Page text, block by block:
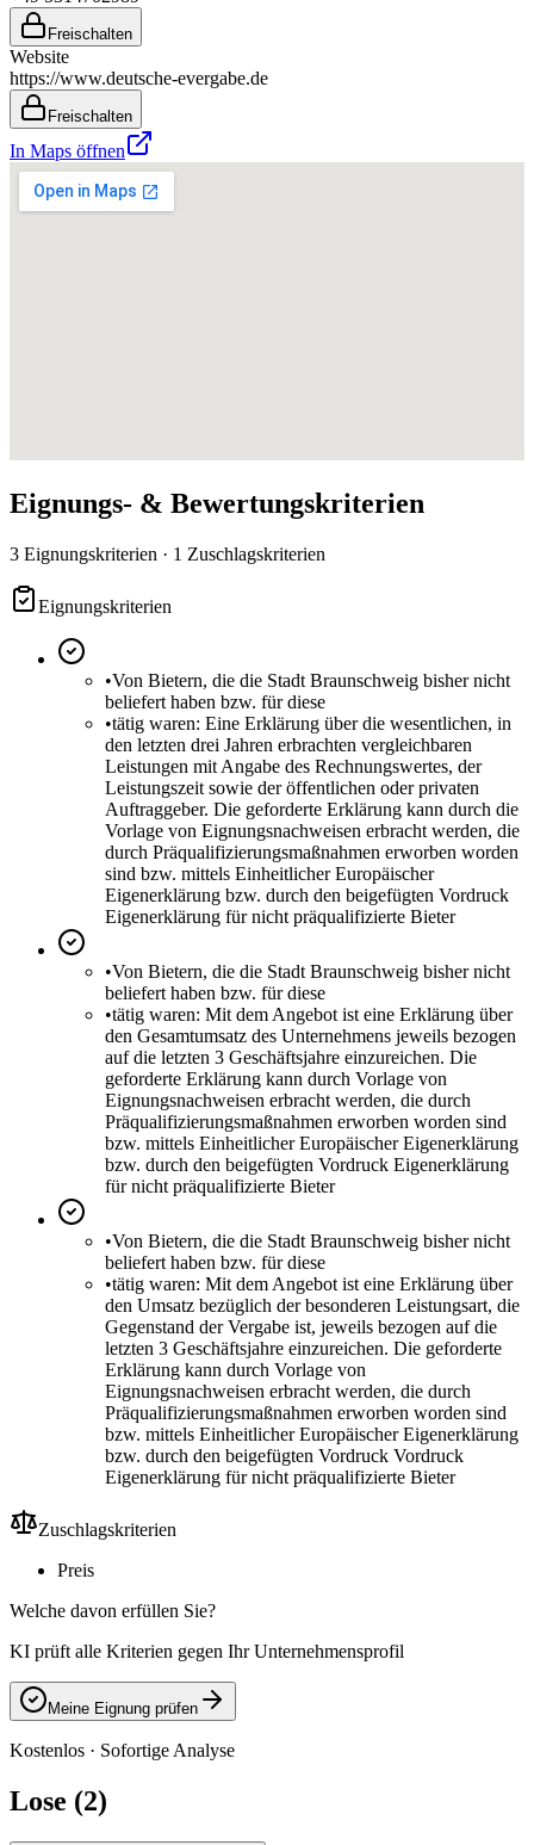
Freischalten
Website
https://www.deutsche-evergabe.de
Freischalten
In Maps öffnen
Eignungs- & Bewertungskriterien
3 Eignungskriterien · 1 Zuschlagskriterien
Eignungskriterien
•Von Bietern, die die Stadt Braunschweig bisher nicht
beliefert haben bzw. für diese
•tätig waren: Eine Erklärung über die wesentlichen, in
den letzten drei Jahren erbrachten vergleichbaren
Leistungen mit Angabe des Rechnungswertes, der
Leistungszeit sowie der öffentlichen oder privaten
Auftraggeber. Die geforderte Erklärung kann durch die
Vorlage von Eignungsnachweisen erbracht werden, die
durch Präqualifizierungsmaßnahmen erworben worden
sind bzw. mittels Einheitlicher Europäischer
Eigenerklärung bzw. durch den beigefügten Vordruck
Eigenerklärung für nicht präqualifizierte Bieter
•Von Bietern, die die Stadt Braunschweig bisher nicht
beliefert haben bzw. für diese
•tätig waren: Mit dem Angebot ist eine Erklärung über
den Gesamtumsatz des Unternehmens jeweils bezogen
auf die letzten 3 Geschäftsjahre einzureichen. Die
geforderte Erklärung kann durch Vorlage von
Eignungsnachweisen erbracht werden, die durch
Präqualifizierungsmaßnahmen erworben worden sind
bzw. mittels Einheitlicher Europäischer Eigenerklärung
bzw. durch den beigefügten Vordruck Eigenerklärung
für nicht präqualifizierte Bieter
•Von Bietern, die die Stadt Braunschweig bisher nicht
beliefert haben bzw. für diese
•tätig waren: Mit dem Angebot ist eine Erklärung über
den Umsatz bezüglich der besonderen Leistungsart, die
Gegenstand der Vergabe ist, jeweils bezogen auf die
letzten 3 Geschäftsjahre einzureichen. Die geforderte
Erklärung kann durch Vorlage von
Eignungsnachweisen erbracht werden, die durch
Präqualifizierungsmaßnahmen erworben worden sind
bzw. mittels Einheitlicher Europäischer Eigenerklärung
bzw. durch den beigefügten Vordruck Vordruck
Eigenerklärung für nicht präqualifizierte Bieter
Zuschlagskriterien
Preis
Welche davon erfüllen Sie?
KI prüft alle Kriterien gegen Ihr Unternehmensprofil
Meine Eignung prüfen
Kostenlos · Sofortige Analyse
Lose (2)